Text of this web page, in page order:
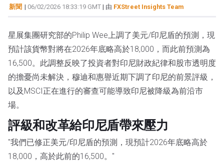
新聞 | 06/02/2026 18:33:19 GMT | 由 FXStreet Insights Team
星展集團研究部的Philip Wee上調了美元/印尼盾的預測，現
預計該貨幣對將在2026年底略高於18,000，而此前預測為
16,500。此調整反映了投資者對印尼財政紀律和股市透明度
的擔憂尚未解決，穆迪和惠譽近期下調了印尼的前景評級，
以及MSCI正在進行的審查可能導致印尼被降級為前沿市
場。
評級和改革給印尼盾帶來壓力
"我們已修正美元/印尼盾的預測，現預計2026年底略高於
18,000，高於此前的16,500。"